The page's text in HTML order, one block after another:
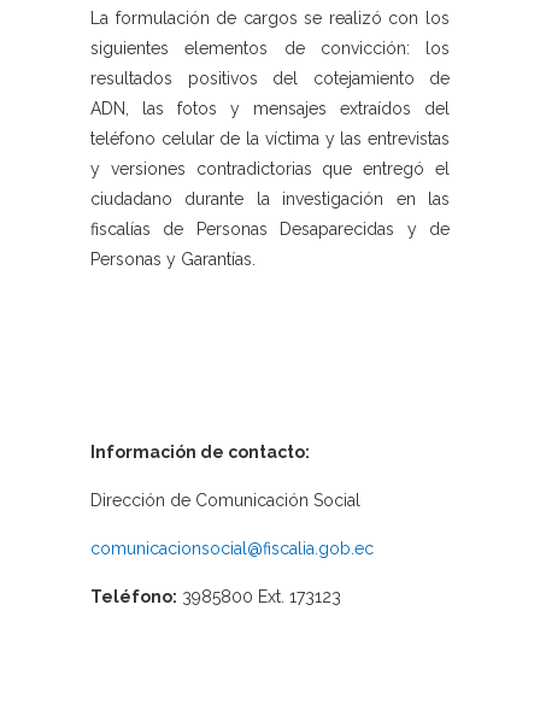
La formulación de cargos se realizó con los
siguientes elementos de convicción: los
resultados positivos del cotejamiento de
ADN, las fotos y mensajes extraídos del
teléfono celular de la víctima y las entrevistas
y versiones contradictorias que entregó el
ciudadano durante la investigación en las
fiscalías de Personas Desaparecidas y de
Personas y Garantías.
Información de contacto:
Dirección de Comunicación Social
comunicacionsocial@fiscalia.gob.ec
Teléfono: 3985800 Ext. 173123